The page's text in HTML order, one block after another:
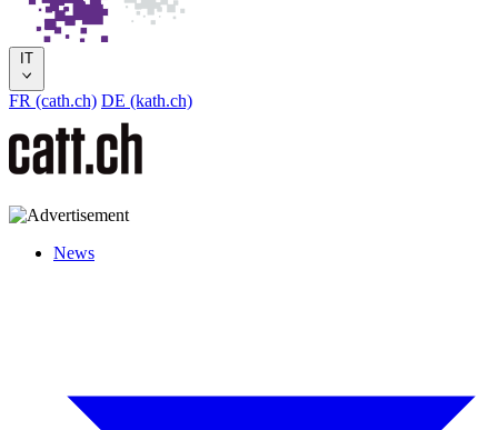
IT
FR (cath.ch) DE (kath.ch)
News